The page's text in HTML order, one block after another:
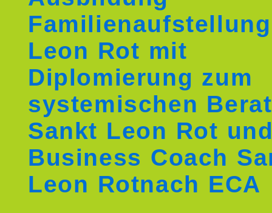
Leon Rot mit
Diplomierung zum
systemischen
Sankt Leon Rot
Business Coach
Leon Rotnach ECA